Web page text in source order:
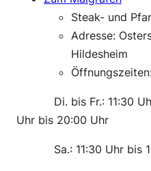
Steak- und
Adresse:
Hildesheim
Di. bis Fr.: 11:30
Uhr bis 20:00 Uhr
Sa.: 11:30 Uhr bis